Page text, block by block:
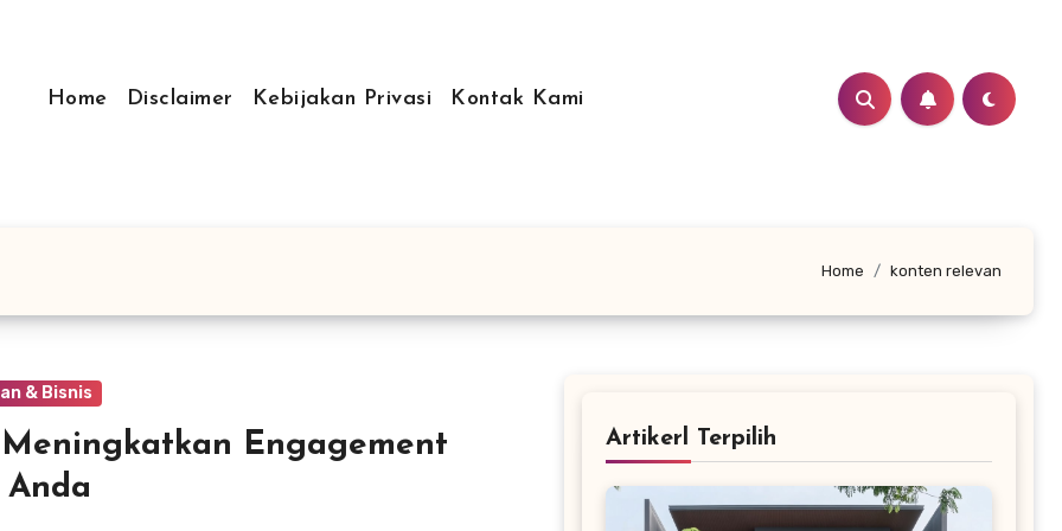
Home
Disclaimer Kebijakan Privasi Kontak Kami
Home konten relevan
& Bisnis
Meningkatkan Engagement
Anda
Artikerl Terpilih